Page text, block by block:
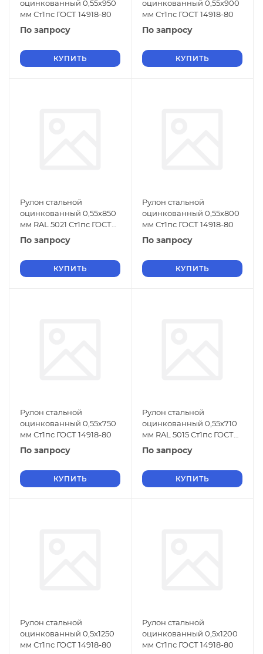
оцинкованный 0,55х950
мм Ст1пс ГОСТ 14918-80
По запросу
КУПИТЬ
оцинкованный 0,55х900
мм Ст1пс ГОСТ 14918-80
По запросу
КУПИТЬ
Рулон стальной
оцинкованный 0,55х850
мм RAL 5021 Ст1пс ГОСТ
14918-80
По запросу
КУПИТЬ
Рулон стальной
оцинкованный 0,55х800
мм Ст1пс ГОСТ 14918-80
По запросу
КУПИТЬ
Рулон стальной
оцинкованный 0,55х750
мм Ст1пс ГОСТ 14918-80
По запросу
КУПИТЬ
Рулон стальной
оцинкованный 0,55х710
мм RAL 5015 Ст1пс ГОСТ
14918-80
По запросу
КУПИТЬ
Рулон стальной
оцинкованный 0,5х1250
мм Ст1пс ГОСТ 14918-80
Рулон стальной
оцинкованный 0,5х1200
мм Ст1пс ГОСТ 14918-80